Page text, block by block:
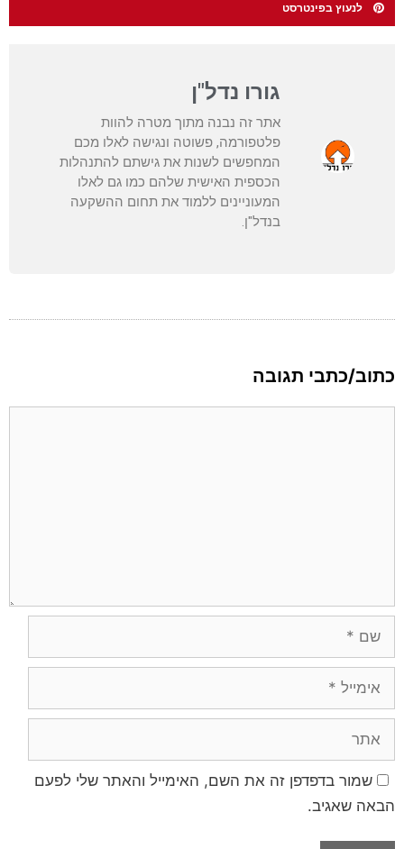
לנעוץ בפינטרסט
גורו נדל"ן
אתר זה נבנה מתוך מטרה להוות
פלטפורמה, פשוטה ונגישה לאלו מכם
המחפשים לשנות את גישתם להתנהלות
הכספית האישית שלהם כמו גם לאלו
המעוניינים ללמוד את תחום ההשקעה
בנדל"ן.
כתוב/כתבי תגובה
שמור בדפדפן זה את השם, האימייל והאתר שלי לפעם
הבאה שאגיב.